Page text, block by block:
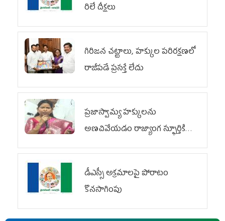
రిలే దీక్షలు
గిరిజన చట్టాలు, హక్కుల పరిరక్షణలో
రాజీపడే ప్రసక్తే లేదు
ప్రజాస్వామ్య హక్కులను
అణచివేయడం రాజ్యాంగ స్ఫూర్తికి
విరుద్ధం
డీఎస్సీ అక్రమాలపై పోరాటం
కొనసాగింపు